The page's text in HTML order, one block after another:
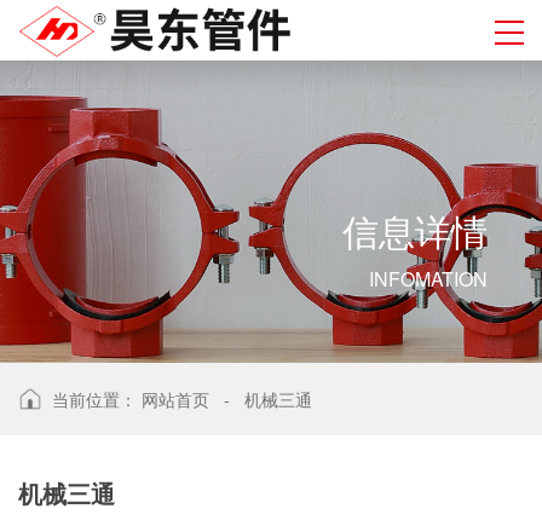
信息详情
INFOMATION
当前位置： 网站首页 - 机械三通
机械三通